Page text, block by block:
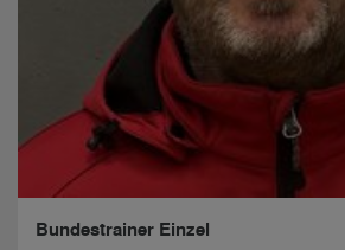
Bundestrainer Einzel